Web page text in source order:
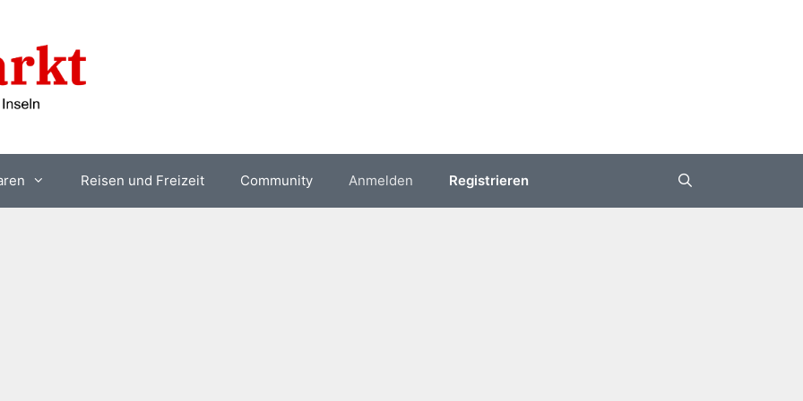
Reisen und Freizeit Community Anmelden Registrieren